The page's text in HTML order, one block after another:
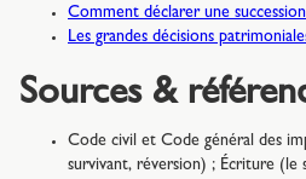
Comment déclarer une succession
Les grandes décisions
Sources &
Code civil et Code général des
survivant, réversion) ; Écriture (le